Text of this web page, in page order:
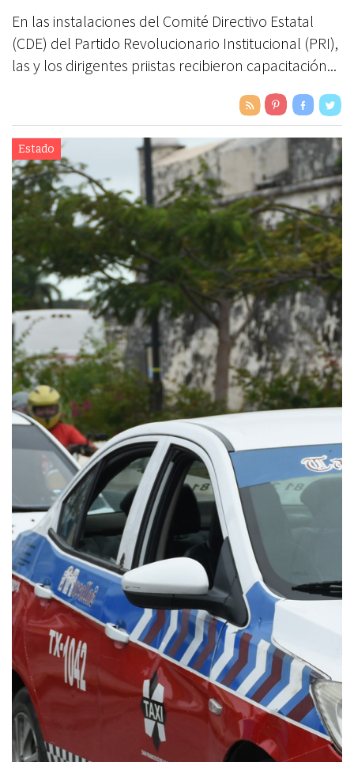
En las instalaciones del Comité Directivo Estatal
(CDE) del Partido Revolucionario Institucional (PRI),
las y los dirigentes priistas recibieron capacitación...
Estado